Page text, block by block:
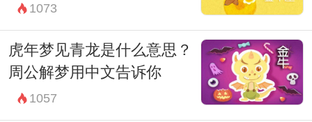
1073
虎年梦见青龙是什么意思？
周公解梦用中文告诉你
1057